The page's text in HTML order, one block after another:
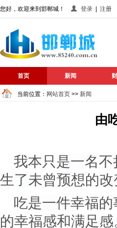
您好，欢迎来到邯郸城！ 登录 注册
首页 新闻
当前位置： 网站首页 >> 新闻
由
我本只是一名
生了未曾预想的改
吃是一件幸福
的幸福感和满足